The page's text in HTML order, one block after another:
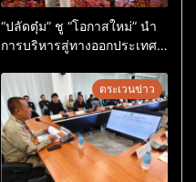
“ปลัดตุ๋ม” ชู “โอกาสใหม่” นำ
การบริหารสู่ทางออกประเทศ
ตระเวนข่าว